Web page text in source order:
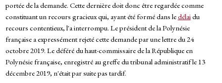
portée de la demande. Cette dernière doit donc être regardée comme
constituant un recours gracieux qui, ayant été formé dans ledélaidu
recours contentieux, l'a interrompu. Le président de la Polynésie
française a expressément rejeté cette demande par une lettre du 24
octobre 2019. Le déféré du haut-commissaire de la République en
Polynésie française, enregistré au greffe du tribunal administratif le 13
décembre 2019, n'était par suite pas tardif.